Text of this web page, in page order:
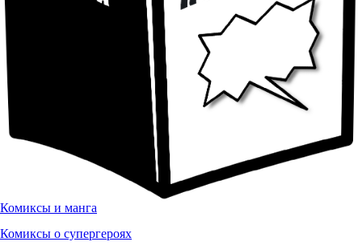
Комиксы и манга
Комиксы о супергероях